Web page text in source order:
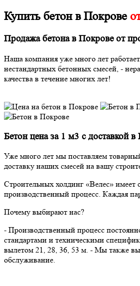
Купить бетон в Покрове
Продажа бетона в Покрове от
Наша компания уже много лет
нестандартных бетонных смесей, -
качества в течение многих лет!
Бетон цена за 1 м3 с доставкой
Уже много лет мы поставляем
доставку наших смесей на вашу
Строительных холдинг «Велес» имеет
производственный процесс. Каждая
Почему выбирают нас?
- Производственный процесс
стандартами и техническими
вылетом 21, 28, 36, 53 м. - Мы также
обслуживание.